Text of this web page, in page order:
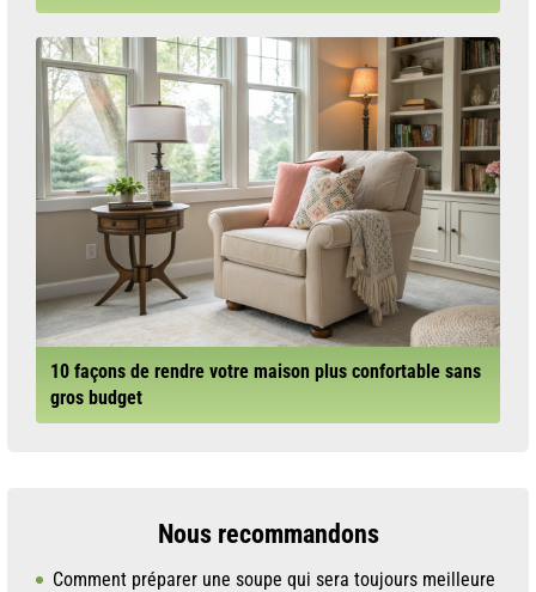
10 façons de rendre votre maison plus confortable sans
gros budget
Nous recommandons
Comment préparer une soupe qui sera toujours meilleure